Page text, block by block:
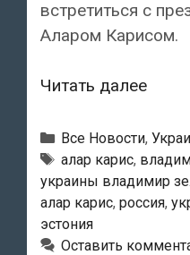
встретиться с
Аларом Карисом.
Читать далее
22
Рубрики
Все Новости,
Метки
алар карис,
украины владимир
алар карис, россия,
эстония
Оставить